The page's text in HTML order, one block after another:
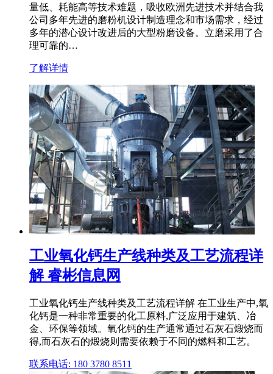
量低、耗能高等技术难题，吸收欧洲先进技术并结合我
公司多年先进的磨粉机设计制造理念和市场需求，经过
多年的潜心设计改进后的大型粉磨设备。立磨采用了合
理可靠的…
了解详情
工业氧化钙生产线种类及工艺流程详
解 睿彬信息网
工业氧化钙生产线种类及工艺流程详解 在工业生产中,氧
化钙是一种非常重要的化工原料,广泛应用于建筑、冶
金、环保等领域。氧化钙的生产通常通过石灰石煅烧而
得,而石灰石的煅烧则需要依赖于不同的燃料和工艺。
联系电话: 180 3780 8511